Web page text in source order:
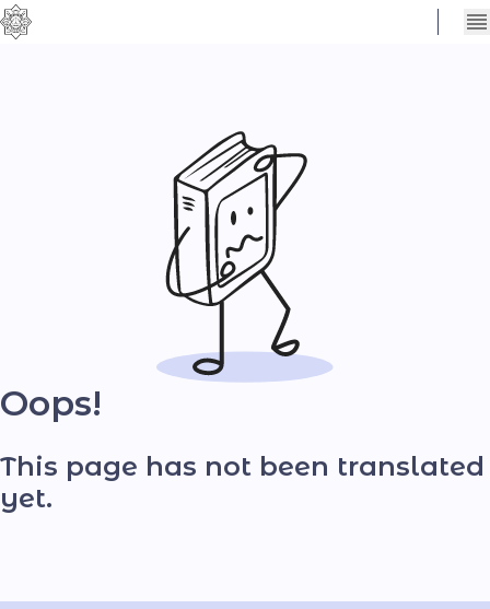
Контраст
Oops!
This page has not been translated
yet.